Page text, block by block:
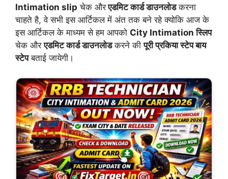
Intimation slip चेक औरएडमिट कार्ड डाउनलोडकरना
चाहते है, वे सभी इस आर्टिकल में अंत तक बने रहे क्योकि आज के
इस आर्टिकल के माध्यम से हम आपको City Intimationस्लिप
चेक औरएडमिट कार्ड डाउनलोडकरने कीपूरी प्रकिया स्टेप बाय
स्टेपबताई जायेगी।